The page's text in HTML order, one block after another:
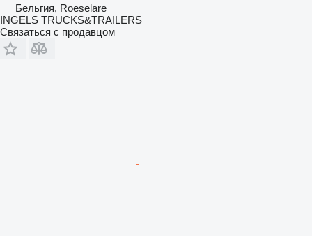
Бельгия, Roeselare
INGELS TRUCKS&TRAILERS
Связаться с продавцом